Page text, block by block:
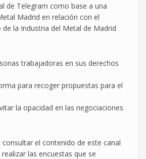
de Telegram como base a una
Madrid en relación con el
de la Industria del Metal de Madrid
trabajadoras en sus derechos
para recoger propuestas para el
la opacidad en las negociaciones
el contenido de este canal
las encuestas que se